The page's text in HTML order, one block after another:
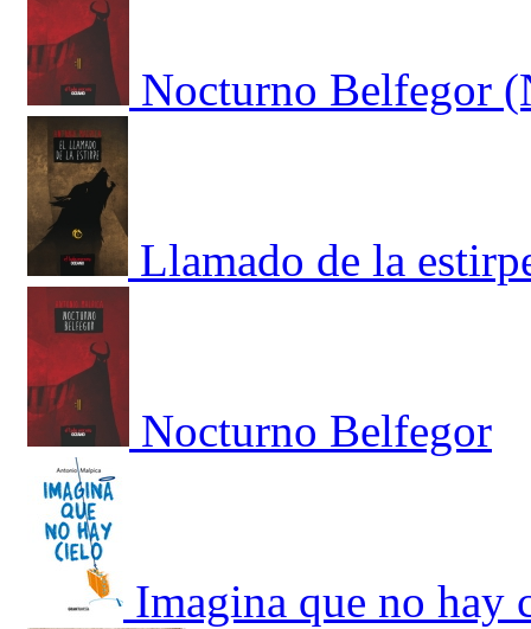
Nocturno Belfegor
Llamado de la
Nocturno Belfegor
Imagina que no hay